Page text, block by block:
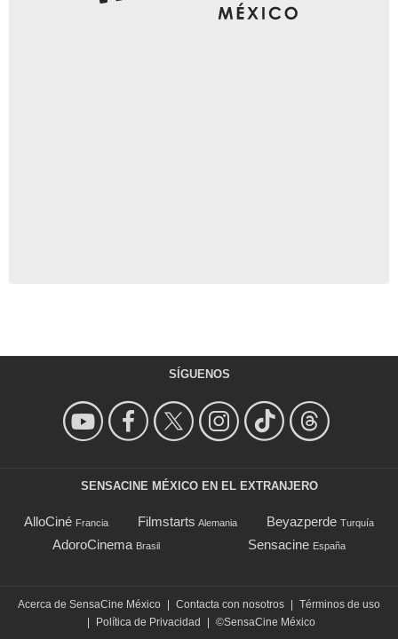
SÍGUENOS
SENSACINE MÉXICO EN EL EXTRANJERO
AlloCiné Francia Filmstarts Alemania Beyazperde Turquía
AdoroCinema Brasil Sensacine España
Acerca de SensaCine México | Contacta con nosotros | Términos de uso
|
Política de Privacidad | ©SensaCine México